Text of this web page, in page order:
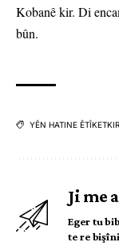
Kobanê kir. Di
bûn.
YÊN HATINE
Ji me
Eger tu
te re